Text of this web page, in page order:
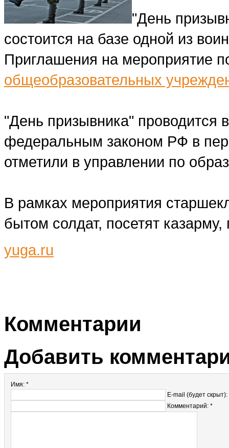
"День
состоится на базе одной из
Приглашения на мероприятие
общеобразовательных
"День призывника" проводится
федеральным законом РФ в
отметили в управлении по
В рамках мероприятия
бытом солдат, посетят
yuga.ru
Комментарии
Добавить
Имя: *
E-mail (будет скрыт):
Комментарий: *